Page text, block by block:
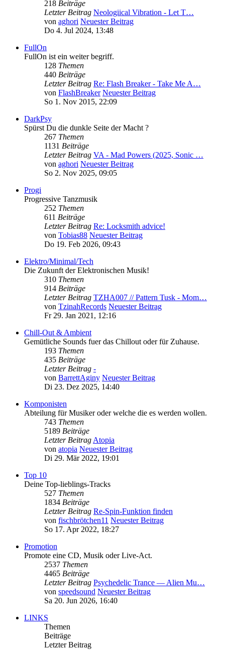
218 Beiträge
Letzter Beitrag Neologiical Vibration - Let T…
von aghori Neuester Beitrag
Do 4. Jul 2024, 13:48
FullOn
FullOn ist ein weiter begriff.
128 Themen
440 Beiträge
Letzter Beitrag Re: Flash Breaker - Take Me A…
von FlashBreaker Neuester Beitrag
So 1. Nov 2015, 22:09
DarkPsy
Spürst Du die dunkle Seite der Macht ?
267 Themen
1131 Beiträge
Letzter Beitrag VA - Mad Powers (2025, Sonic …
von aghori Neuester Beitrag
So 2. Nov 2025, 09:05
Progi
Progressive Tanzmusik
252 Themen
611 Beiträge
Letzter Beitrag Re: Locksmith advice!
von Tobias88 Neuester Beitrag
Do 19. Feb 2026, 09:43
Elektro/Minimal/Tech
Die Zukunft der Elektronischen Musik!
310 Themen
914 Beiträge
Letzter Beitrag TZHA007 // Pattern Tusk - Mom…
von TzinahRecords Neuester Beitrag
Fr 29. Jan 2021, 12:16
Chill-Out & Ambient
Gemütliche Sounds fuer das Chillout oder für Zuhause.
193 Themen
435 Beiträge
Letzter Beitrag -
von BarrettAginy Neuester Beitrag
Di 23. Dez 2025, 14:40
Komponisten
Abteilung für Musiker oder welche die es werden wollen.
743 Themen
5189 Beiträge
Letzter BeitragAtopia
von atopia Neuester Beitrag
Di 29. Mär 2022, 19:01
Top 10
Deine Top-lieblings-Tracks
527 Themen
1834 Beiträge
Letzter Beitrag Re-Spin-Funktion finden
von fischbrötchen11 Neuester Beitrag
So 17. Apr 2022, 18:27
Promotion
Promote eine CD, Musik oder Live-Act.
2537 Themen
4465 Beiträge
Letzter Beitrag Psychedelic Trance — Alien Mu…
von speedsound Neuester Beitrag
Sa 20. Jun 2026, 16:40
LINKS
Themen
Beiträge
Letzter Beitrag